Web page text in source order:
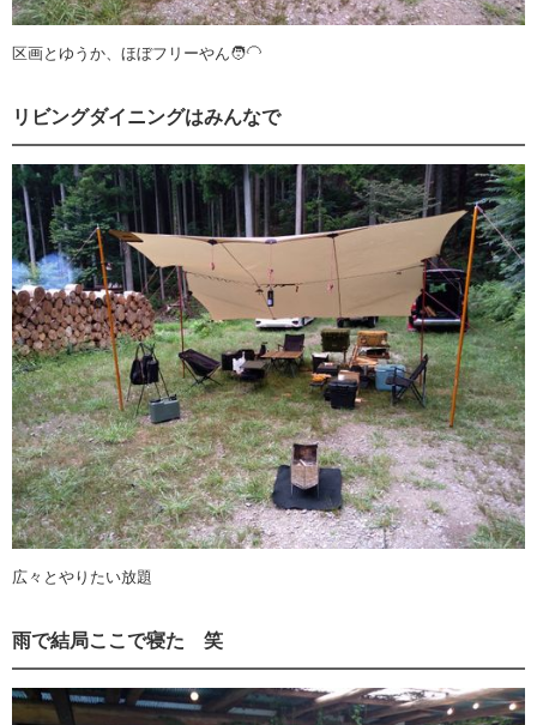
区画とゆうか、ほぼフリーやん🧑‍🦲
リビングダイニングはみんなで
広々とやりたい放題
雨で結局ここで寝た 笑